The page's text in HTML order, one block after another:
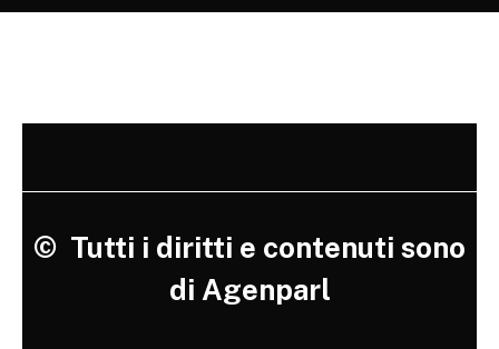
© Tutti i diritti e contenuti sono
di Agenparl